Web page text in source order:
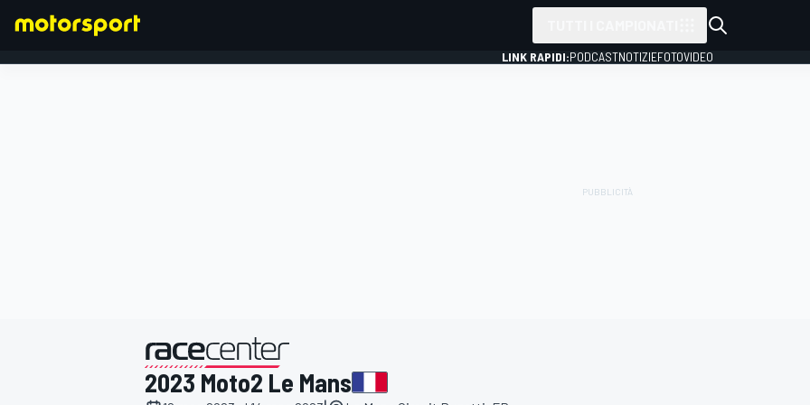
LINK RAPIDI:PODCASTNOTIZIEFOTOVIDEO
2023 Moto2 Le Mans